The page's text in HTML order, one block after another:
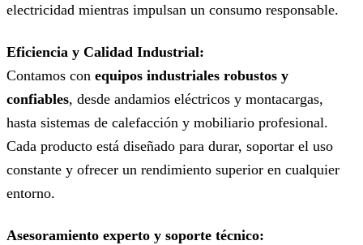
electricidad mientras impulsan un consumo responsable.
Eficiencia y Calidad Industrial:
Contamos con equipos industriales robustos y
confiables, desde andamios eléctricos y montacargas,
hasta sistemas de calefacción y mobiliario profesional.
Cada producto está diseñado para durar, soportar el uso
constante y ofrecer un rendimiento superior en cualquier
entorno.
Asesoramiento experto y soporte técnico: